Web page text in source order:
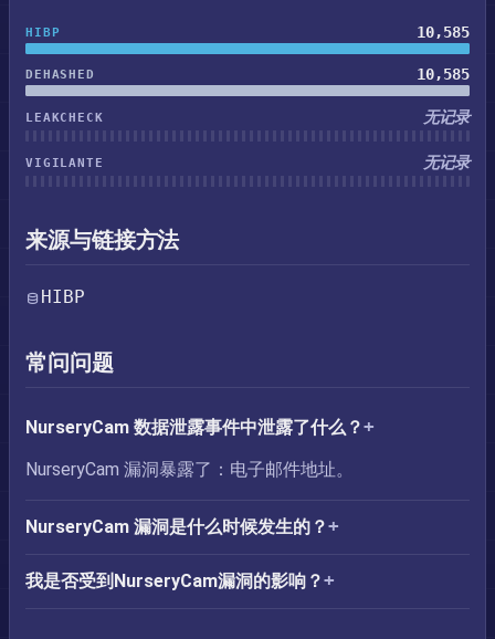
HIBP 10,585
DEHASHED 10,585
LEAKCHECK 无记录
VIGILANTE 无记录
来源与链接方法
HIBP
常问问题
NurseryCam 数据泄露事件中泄露了什么？
NurseryCam 漏洞暴露了：电子邮件地址。
NurseryCam 漏洞是什么时候发生的？
我是否受到NurseryCam漏洞的影响？